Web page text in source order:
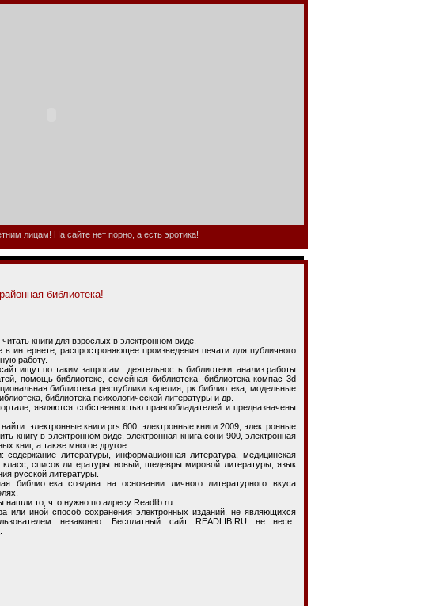
лицам! На сайте нет порно, а есть эротика!
районная библиотека!
книги для взрослых в электронном виде.
распростроняющее произведения печати для публичного
работу.
ищут по таким запросам : деятельность библиотеки, анализ работы
помощь библиотеке, семейная библиотека, библиотека компас 3d
библиотека республики карелия, рк библиотека, модельные
библиотека психологической литературы и др.
являются собственностью правообладателей и предназначены
электронные книги prs 600, электронные книги 2009, электронные
книгу в электронном виде, электронная книга сони 900, электронная
книг, а также многое другое.
литературы, информационная литература, медицинская
класс, список литературы новый, шедевры мировой литературы, язык
русской литературы.
создана на основании личного литературного вкуса
нашли то, что нужно по адресу Readlib.ru.
иной способ сохранения электронных изданий, не являющихся
незаконно. Бесплатный сайт READLIB.RU не несет